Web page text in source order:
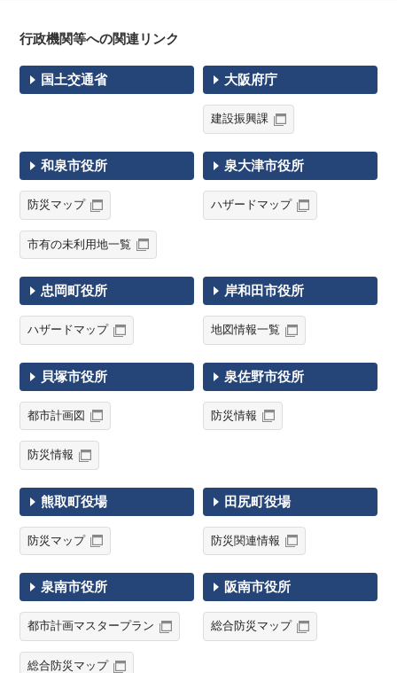
行政機関等への関連リンク
国土交通省 大阪府庁
建設振興課
和泉市役所
防災マップ
市有の未利用地一覧
泉大津市役所
ハザードマップ
忠岡町役所
ハザードマップ
岸和田市役所
地図情報一覧
貝塚市役所
都市計画図
防災情報
泉佐野市役所
防災情報
熊取町役場
防災マップ
田尻町役場
防災関連情報
泉南市役所
都市計画マスタープラン
総合防災マップ
阪南市役所
総合防災マップ